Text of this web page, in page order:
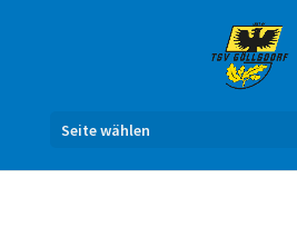
Seite wählen